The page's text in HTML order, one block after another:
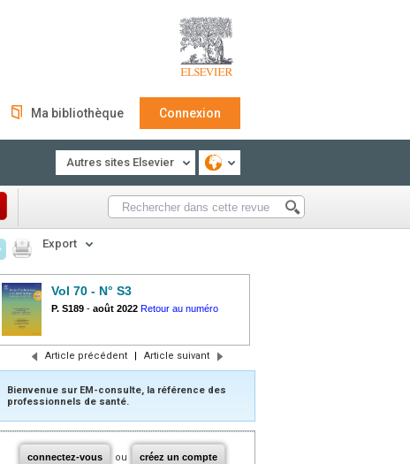
Ma bibliothèque Connexion
Autres sites Elsevier
Export
Vol 70 - N° S3
P. S189 - août 2022 Retour au numéro
Article précédent | Article suivant
Bienvenue sur EM-consulte, la référence des
professionnels de santé.
connectez-vous ou créez un compte